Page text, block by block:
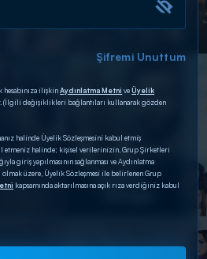
Şifremi Unuttum
ilişkinAydınlatma Metni veÜyelik
(İlgili değişiklikleri bağlantıları kullanarak gözden
halinde Üyelik Sözleşmesini kabul etmiş
etmeniz halinde; kişisel verilerinizin, Grup Şirketleri
giriş yapılmasının sağlanması ve Aydınlatma
olmak üzere, Üyelik Sözleşmesi ile belirlenen Grup
kapsamında aktarılmasına açık rıza verdiğiniz kabul